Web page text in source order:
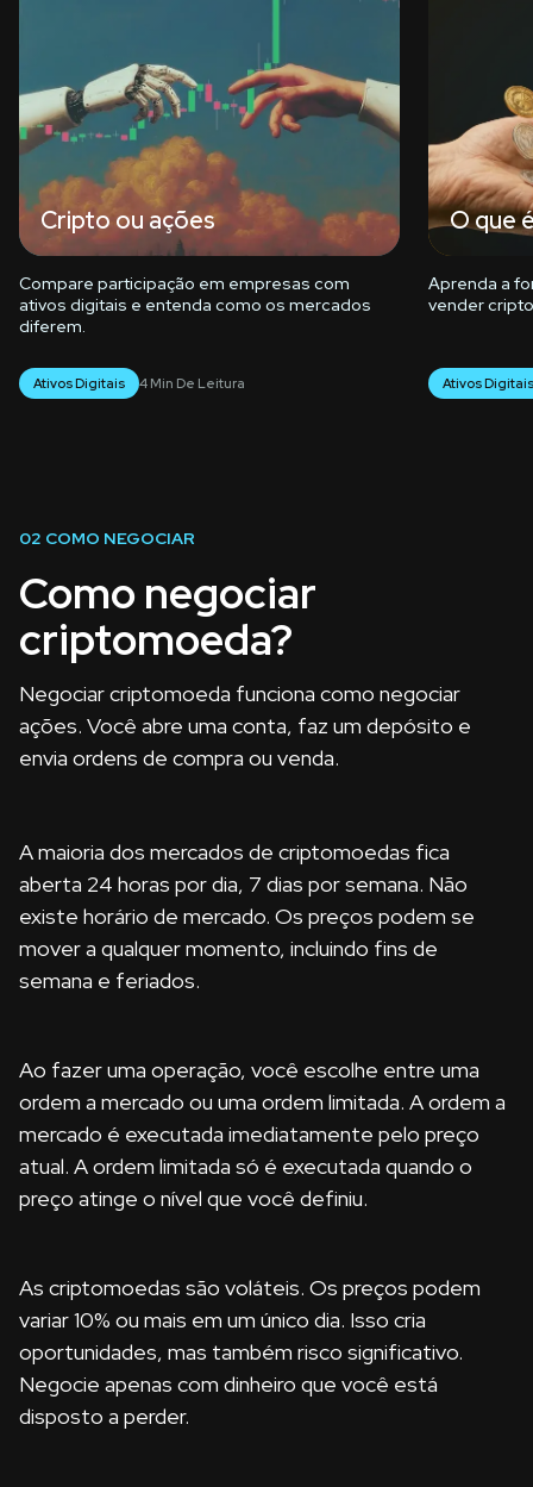
Cripto ou ações
Compare participação em empresas com
ativos digitais e entenda como os mercados
diferem.
Ativos Digitais 4 Min De Leitura
O que
Aprenda a
vender
Ativos Digitais
02 COMO NEGOCIAR
Como negociar
criptomoeda?
Negociar criptomoeda funciona como negociar
ações. Você abre uma conta, faz um depósito e
envia ordens de compra ou venda.
A maioria dos mercados de criptomoedas fica
aberta 24 horas por dia, 7 dias por semana. Não
existe horário de mercado. Os preços podem se
mover a qualquer momento, incluindo fins de
semana e feriados.
Ao fazer uma operação, você escolhe entre uma
ordem a mercado ou uma ordem limitada. A ordem a
mercado é executada imediatamente pelo preço
atual. A ordem limitada só é executada quando o
preço atinge o nível que você definiu.
As criptomoedas são voláteis. Os preços podem
variar 10% ou mais em um único dia. Isso cria
oportunidades, mas também risco significativo.
Negocie apenas com dinheiro que você está
disposto a perder.